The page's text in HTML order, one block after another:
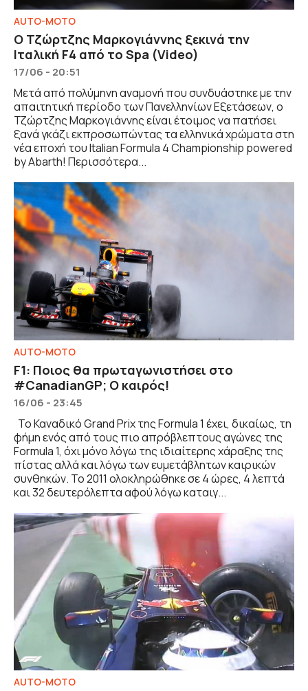
AUTO-MOTO
Ο Τζώρτζης Μαρκογιάννης ξεκινά την
Ιταλική F4 από το Spa (Video)
17/06 - 20:51
Μετά από πολύμηνη αναμονή που συνδυάστηκε με την
απαιτητική περίοδο των Πανελληνίων Εξετάσεων, ο
Τζώρτζης Μαρκογιάννης είναι έτοιμος να πατήσει
ξανά γκάζι εκπροσωπώντας τα ελληνικά χρώματα στη
νέα εποχή του Italian Formula 4 Championship powered
by Abarth! Περισσότερα...
AUTO-MOTO
F1: Ποιος θα πρωταγωνιστήσει στο
#CanadianGP; Ο καιρός!
16/06 - 23:45
Το Καναδικό Grand Prix της Formula 1 έχει, δικαίως, τη
φήμη ενός από τους πιο απρόβλεπτους αγώνες της
Formula 1, όχι μόνο λόγω της ιδιαίτερης χάραξης της
πίστας αλλά και λόγω των ευμετάβλητων καιρικών
συνθηκών. Το 2011 ολοκληρώθηκε σε 4 ώρες, 4 λεπτά
και 32 δευτερόλεπτα αφού λόγω καταιγ...
AUTO-MOTO